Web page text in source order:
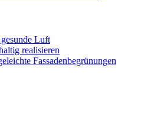
Luft
realisieren
Fassadenbegrünungen